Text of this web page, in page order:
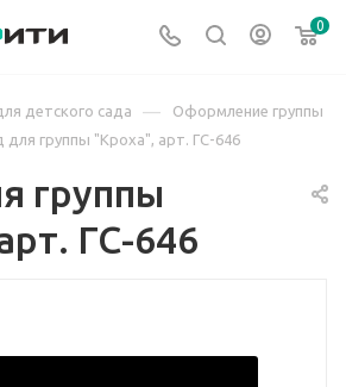
0
детского сада — Оформление группы
для группы "Кроха", арт. ГС-646
группы
ГС-646